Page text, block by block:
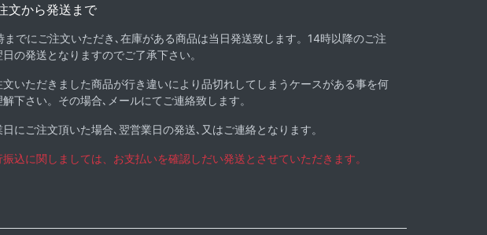
文から発送まで
までにご注文いただき､在庫がある商品は当日発送致します。14時以降のご注
の発送となりますのでご了承下さい。
文いただきました商品が行き違いにより品切れしてしまうケースがある事を何
下さい。その場合､メールにてご連絡致します。
日にご注文頂いた場合､翌営業日の発送､又はご連絡となります。
振込に関しましては、お支払いを確認しだい発送とさせていただきます。